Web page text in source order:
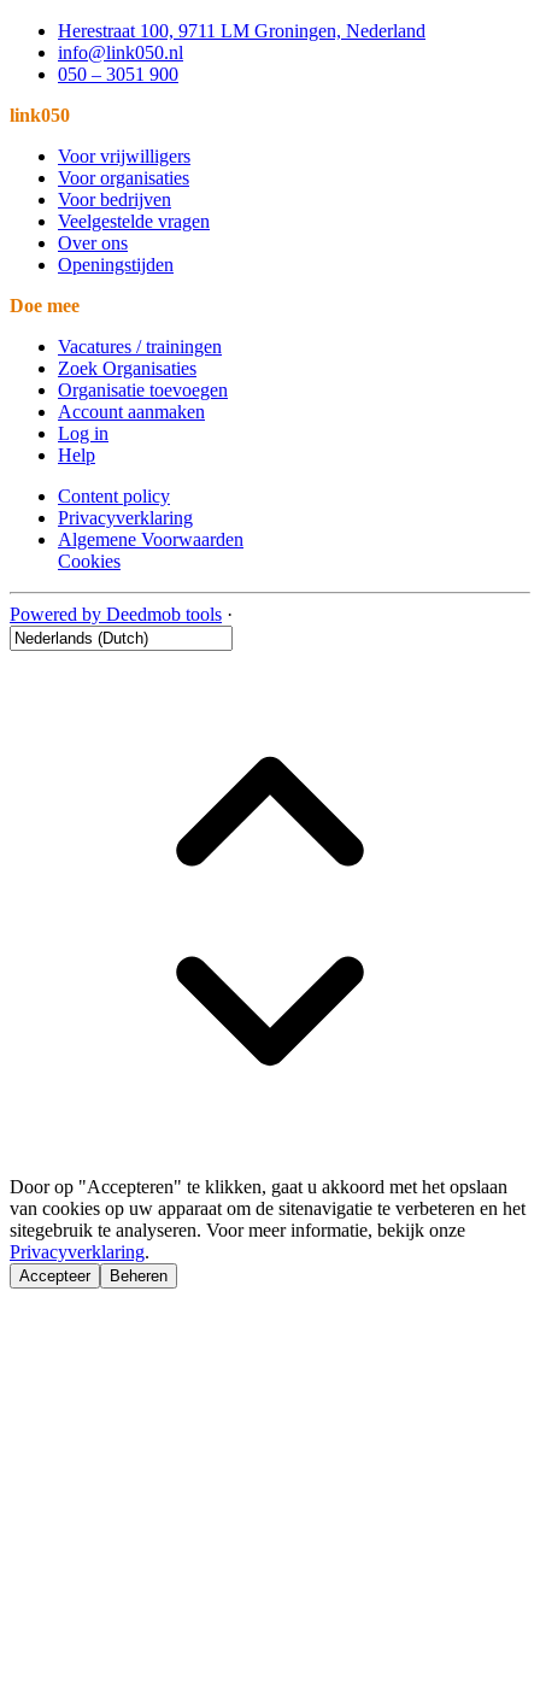
Herestraat 100, 9711 LM Groningen, Nederland
info@link050.nl
050 – 3051 900
link050
Voor vrijwilligers
Voor organisaties
Voor bedrijven
Veelgestelde vragen
Over ons
Openingstijden
Doe mee
Vacatures / trainingen
Zoek Organisaties
Organisatie toevoegen
Account aanmaken
Log in
Help
Content policy
Privacyverklaring
Algemene Voorwaarden
Cookies
Powered by Deedmob tools ·
Door op "Accepteren" te klikken, gaat u akkoord met het opslaan
van cookies op uw apparaat om de sitenavigatie te verbeteren en het
sitegebruik te analyseren. Voor meer informatie, bekijk onze
Privacyverklaring.
Accepteer Beheren